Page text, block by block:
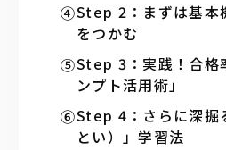
Step 2：まずは基本
をつかむ
Step 3：実践！合格
ンプト活用術」
Step 4：さらに深掘
とい）」学習法